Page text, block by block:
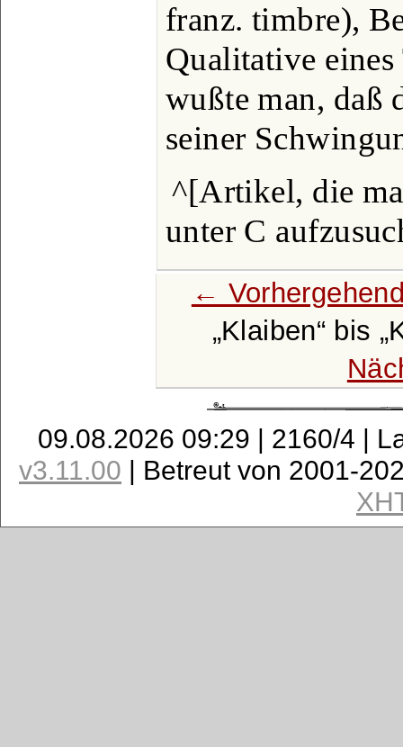
franz. timbre),
Qualitative
wußte man, daß
seiner
^[Artikel, die
unter C
←
Klaiben
bis
09.08.2026 09:29 | 2160/4 |
v3.11.00 | Betreut von 2001-